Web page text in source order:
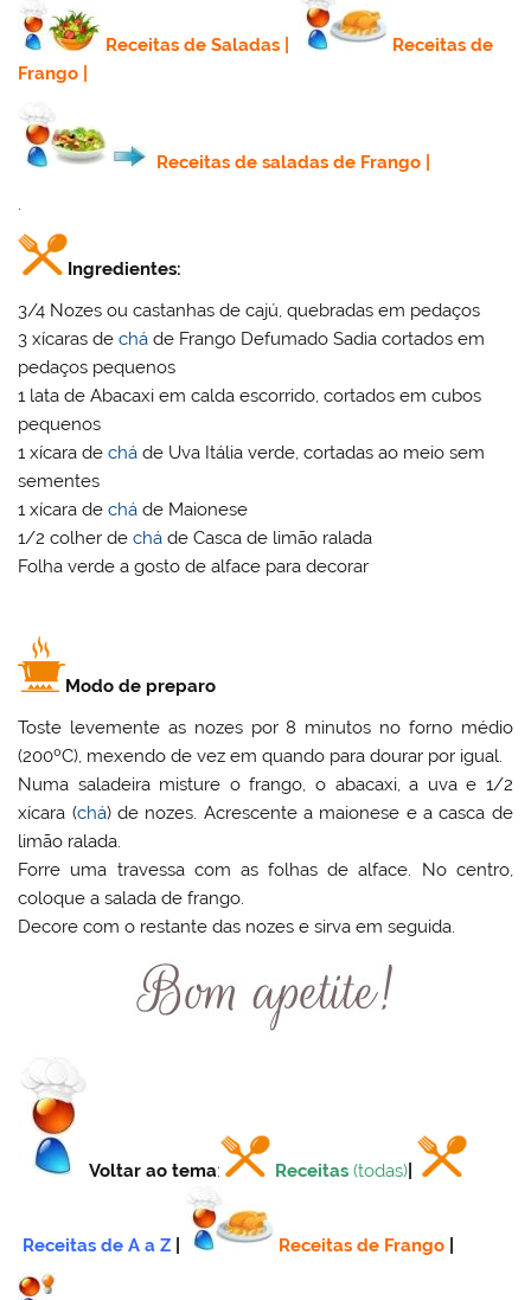
Receitas de Saladas
Receitas de
Frango
Receitas de saladas de Frango
.
Ingredientes:
3/4 Nozes ou castanhas de cajú, quebradas em pedaços
3 xícaras dechá de Frango Defumado Sadia cortados em
pedaços pequenos
1 lata de Abacaxi em calda escorrido, cortados em cubos
pequenos
1 xícara dechá de Uva Itália verde, cortadas ao meio sem
sementes
1 xícara dechá de Maionese
1/2 colher dechá de Casca de limão ralada
Folha verde a gosto de alface para decorar
Modo de preparo
Toste levemente as nozes por 8 minutos no forno médio
(200ºC), mexendo de vez em quando para dourar por igual.
Numa saladeira misture o frango, o abacaxi, a uva e 1/2
xícara (chá) de nozes. Acrescente a maionese e a casca de
limão ralada.
Forre uma travessa com as folhas de alface. No centro,
coloque a salada de frango.
Decore com o restante das nozes e sirva em seguida.
Voltar ao tema: Receitas (todas)
Receitas de A a Z Receitas de Frango